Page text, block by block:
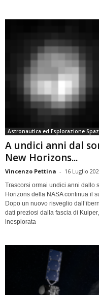
Astronautica ed Esplorazione
A undici anni dal
New Horizons...
Vincenzo Pettina - 16 Luglio
Trascorsi ormai undici anni dallo
Horizons della NASA continua il
Dopo un nuovo risveglio
dati preziosi dalla fascia di
inesplorata